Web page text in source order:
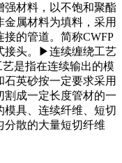
强材料，以不饱和聚酯
属材料为填料，采用
的管道。简称CWFP
接头。▶连续缠绕工艺
是指在连续输出的模
英砂按一定要求采用
成一定长度管材的一
具、连续纤维、短切
散的大量短切纤维